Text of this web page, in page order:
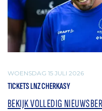
WOENSDAG 15 JULI 2026
TICKETS LNZ CHERKASY
BEKIJK VOLLEDIG